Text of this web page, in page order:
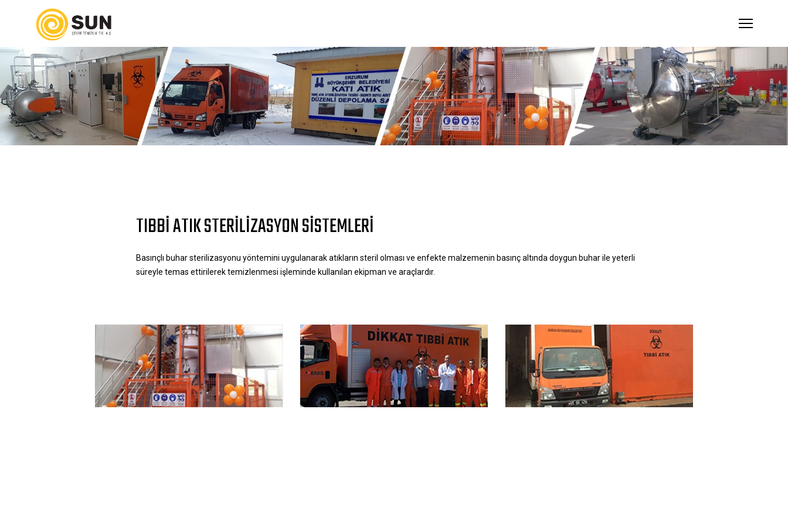
TIBBI ATIK STERILIZASYON SISTEMLERI
Basınçlı buhar sterilizasyonu yöntemini uygulanarak atıkların steril olması ve enfekte malzemenin basınç altında doygun buhar ile yeterli
süreyle temas ettirilerek temizlenmesi işleminde kullanılan ekipman ve araçlardır.